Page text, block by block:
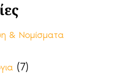
& Νομίσματα
(7)